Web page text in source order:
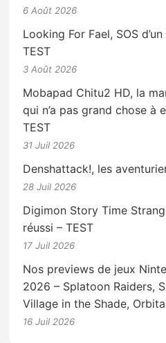
6 Août 2026
Looking For Fael, SOS
TEST
3 Août 2026
Mobapad Chitu2 HD, la
qui n’a pas grand chose à
TEST
31 Juil 2026
Denshattack!, les
28 Juil 2026
Digimon Story Time
réussi – TEST
17 Juil 2026
Nos previews de jeux
2026 – Splatoon Raiders,
Village in the Shade,
16 Juil 2026